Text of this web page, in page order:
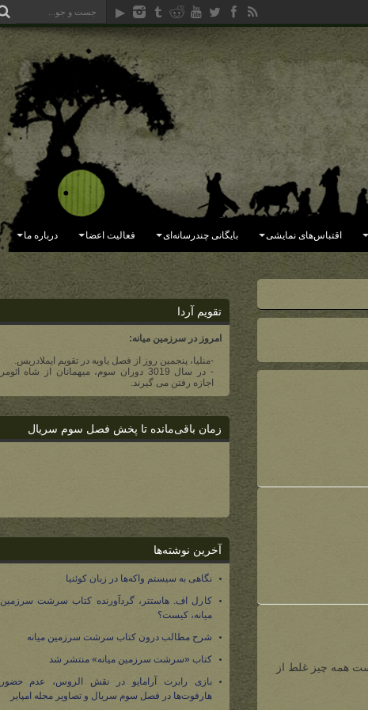
اقتباس‌های نمایشی بایگانی چندرسانه‌ای فعالیت اعضا درباره ما
همه چیز غلط از
تقویم آردا
امروز در سرزمین میانه:
-منلیا، پنجمین روز از فصل یاویه در تقویم ایملادریس.
- در سال 3019 دوران سوم، میهمانان از شاه ائومر
اجازه رفتن می گیرند.
زمان باقی‌مانده تا پخش فصل سوم سریال
آخرین نوشته‌ها
نگاهی به سیستم واکه‌ها در زبان کوئنیا
کارل اف. هاستتر، گردآورنده کتاب سرشت سرزمین
میانه، کیست؟
شرح مطالب درون کتاب سرشت سرزمین میانه
کتاب «سرشت سرزمین میانه» منتشر شد
بازی رابرت آرامایو در نقش الروس، عدم حضور
هارفوت‌ها در فصل سوم سریال و تصاویر مجله امپایر